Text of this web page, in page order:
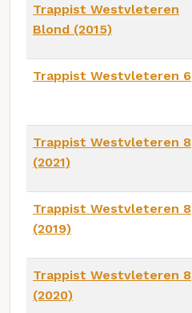
Trappist Westvleteren
Blond (2015)
Trappist Westvleteren 6
Trappist Westvleteren 8
(2021)
Trappist Westvleteren 8
(2019)
Trappist Westvleteren 8
(2020)